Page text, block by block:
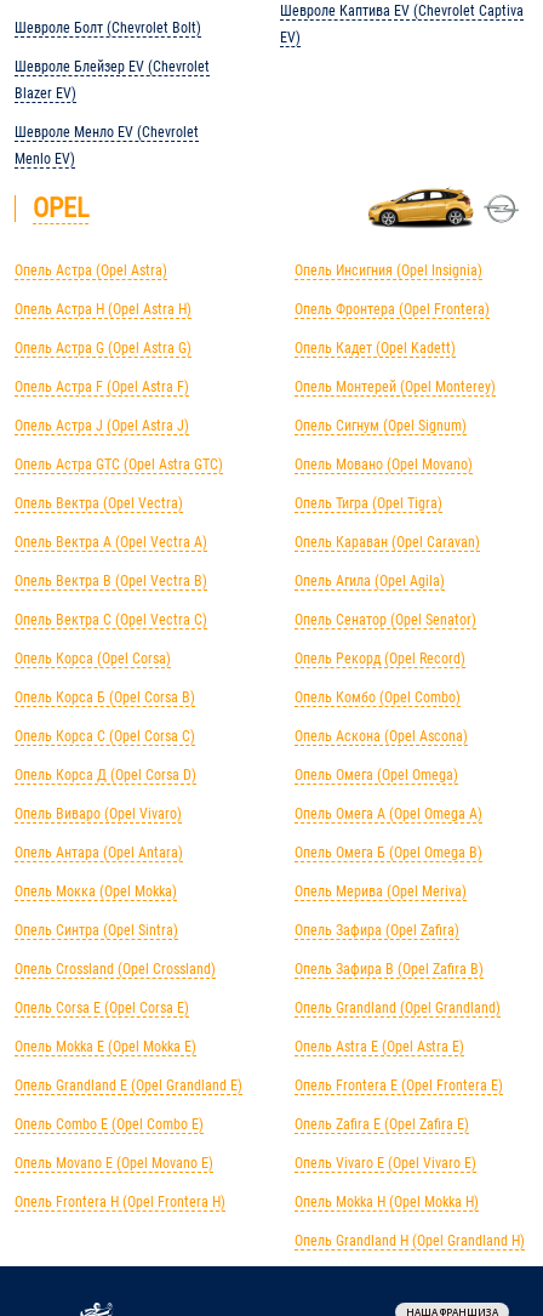
Шевроле Болт (Chevrolet Bolt)
Шевроле Блейзер EV (Chevrolet
Blazer EV)
Шевроле Менло EV (Chevrolet
Menlo EV)
Шевроле Каптива EV (Chevrolet Captiva
EV)
OPEL
Опель Астра (Opel Astra)
Опель Астра H (Opel Astra H)
Опель Астра G (Opel Astra G)
Опель Астра F (Opel Astra F)
Опель Астра J (Opel Astra J)
Опель Астра GTC (Opel Astra GTC)
Опель Вектра (Opel Vectra)
Опель Вектра А (Opel Vectra А)
Опель Вектра B (Opel Vectra B)
Опель Вектра C (Opel Vectra C)
Опель Корса (Opel Corsa)
Опель Корса Б (Opel Corsa B)
Опель Корса С (Opel Corsa C)
Опель Корса Д (Opel Corsa D)
Опель Виваро (Opel Vivaro)
Опель Антара (Opel Antara)
Опель Мокка (Opel Mokka)
Опель Синтра (Opel Sintra)
Опель Crossland (Opel Crossland)
Опель Corsa E (Opel Corsa E)
Опель Mokka E (Opel Mokka E)
Опель Grandland E (Opel Grandland E)
Опель Combo E (Opel Combo E)
Опель Movano E (Opel Movano E)
Опель Frontera H (Opel Frontera H)
Опель Инсигния (Opel Insignia)
Опель Фронтера (Opel Frontera)
Опель Кадет (Opel Kadett)
Опель Монтерей (Opel Monterey)
Опель Сигнум (Opel Signum)
Опель Мовано (Opel Movano)
Опель Тигра (Opel Tigra)
Опель Караван (Opel Caravan)
Опель Агила (Opel Agila)
Опель Сенатор (Opel Senator)
Опель Рекорд (Opel Record)
Опель Комбо (Opel Combo)
Опель Аскона (Opel Ascona)
Опель Омега (Opel Omega)
Опель Омега А (Opel Omega A)
Опель Омега Б (Opel Omega B)
Опель Мерива (Opel Meriva)
Опель Зафира (Opel Zafira)
Опель Зафира B (Opel Zafira B)
Опель Grandland (Opel Grandland)
Опель Astra E (Opel Astra E)
Опель Frontera E (Opel Frontera E)
Опель Zafira E (Opel Zafira E)
Опель Vivaro E (Opel Vivaro E)
Опель Mokka H (Opel Mokka H)
Опель Grandland H (Opel Grandland H)
НАША ФРАНШИЗА